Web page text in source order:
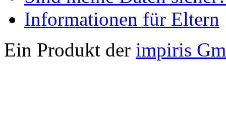
Informationen für Eltern
Ein Produkt der impiris